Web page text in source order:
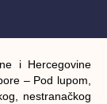
i Hercegovine
– Pod lupom,
nestranačkog